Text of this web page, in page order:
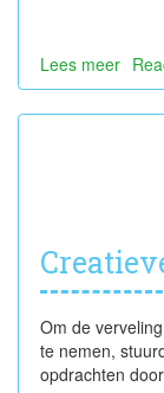
Lees meer over
Een
Om de
te nemen,
opdrachten